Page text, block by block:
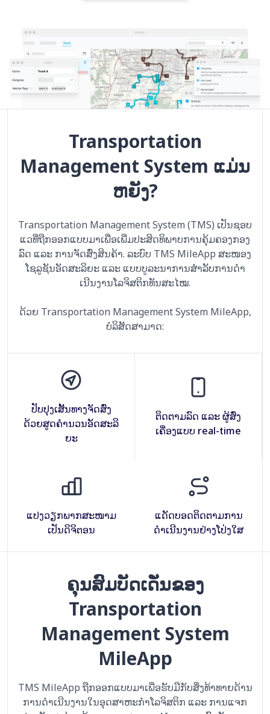
Transportation
Management System ແມ່ນ
ຫຍັງ?
Transportation Management System (TMS) ເປັນຊອບ
ແວທີ່ຖືກອອກແບບມາເພື່ອເພີ່ມປະສິດທິພາບການຄຸ້ມຄອງກອງ
ລົດ ແລະ ການຈັດສົ່ງສິນຄ້າ. ລະບົບ TMS MileApp ສະໜອງ
ໂຊລູຊັນອັດສະລິຍະ ແລະ ແບບບູລະນາການສຳລັບການດຳ
ເນີນງານໂລຈິສຕິກທັນສະໄໝ.
ດ້ວຍ Transportation Management System MileApp,
ບໍລິສັດສາມາດ:
ປັບປຸງເສັ້ນທາງຈັດສົ່ງ
ດ້ວຍສູດຄຳນວນອັດສະລິ
ຍະ
ຕິດຕາມລົດ ແລະ ຜູ້ສົ່ງ
ເຄື່ອງແບບ real-time
ແປງວຽກພາກສະໜາມ
ເປັນດິຈິຕອນ
ແດັດບອດຕິດຕາມການ
ດຳເນີນງານຢ່າງໂປ່ງໃສ
ຄຸນສົມບັດເດັ່ນຂອງ
Transportation
Management System
MileApp
TMS MileApp ຖືກອອກແບບມາເພື່ອຮັບມືກັບສິ່ງທ້າທາຍດ້ານ
ການດຳເນີນງານໃນອຸດສາຫະກຳໂລຈິສຕິກ ແລະ ການແຈກ